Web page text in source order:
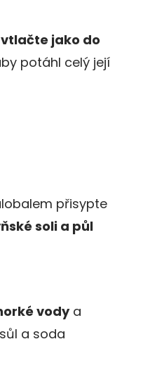
vtlačte jako do
potáhl celý její
přisypte
soli a půl
vodya
a soda